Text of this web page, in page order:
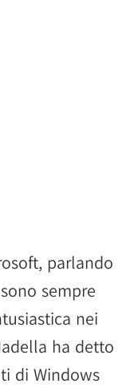
parlando
sempre
nei
ha detto
di Windows